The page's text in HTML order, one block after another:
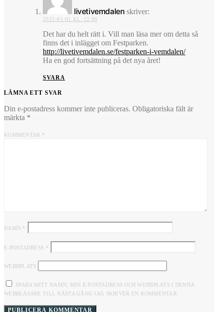
livetivemdalen skriver:
2021-01-01 KL. 12:06
Det har du helt rätt i. Vill man läsa mer om detta så
finns det i inlägget om Festparken.
http://livetivemdalen.se/festparken-i-vemdalen/
Ha en god fortsättning på det nya året!
SVARA
LÄMNA ETT SVAR
Din e-postadress kommer inte publiceras. Obligatoriska fält är
märkta *
KOMMENTAR *
NAMN *
E-POSTADRESS *
WEBBPLATS
SPARA MITT NAMN, MIN E-POSTADRESS OCH WEBBPLATS I DENNA
WEBBLÄSARE TILL NÄSTA GÅNG JAG SKRIVER EN KOMMENTAR.